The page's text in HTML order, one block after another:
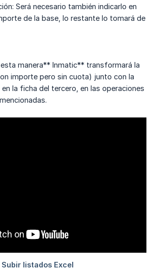
Será necesario también indicarlo en
de la base, lo restante lo tomará de
manera** Inmatic** transformará la
importe pero sin cuota) junto con la
la ficha del tercero, en las operaciones